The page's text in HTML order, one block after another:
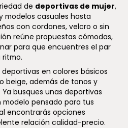
de deportivas de mujer,
modelos casuales hasta
con cordones, velcro o sin
reúne propuestas cómodas,
para que encuentres el par
en colores básicos
beige, además de tonos y
busques unas deportivas
pensado para tus
encontrarás opciones
relación calidad-precio.